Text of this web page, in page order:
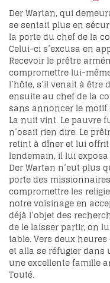
Der Wartan, qui
se sentait plus en
la porte du chef de la
Celui-ci s’excusa en
Recevoir le prêtre
compromettre lui-
l’hôte, s’il venait à
ensuite au chef de la
sans annoncer le motif
La nuit vint. Le pauvre
n’osait rien dire. Le
retint à dîner et lui
lendemain, il lui
Der Wartan n’eut plus
porte des
compromettre les
notre voisinage en
déjà l’objet des
de le laisser partir, on
table. Vers deux
et alla se réfugier
une excellente famille
Touté.